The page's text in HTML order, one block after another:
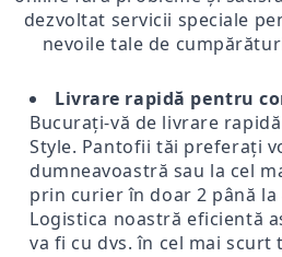
dezvoltat servicii speciale
nevoile tale de
Livrare rapidă pentru
Bucurați-vă de livrare
Style. Pantofii tăi preferați
dumneavoastră sau la cel
prin curier în doar 2 până
Logistica noastră eficientă
va fi cu dvs. în cel mai scurt